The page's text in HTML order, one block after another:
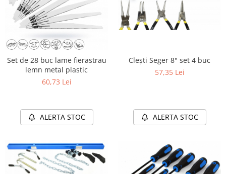
Set de 28 buc lame fierastrau
lemn metal plastic
60,73 Lei
ALERTA STOC
Clești Seger 8" set 4 buc
57,35 Lei
ALERTA STOC